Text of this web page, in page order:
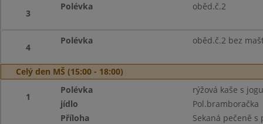
3
Polévka oběd.č.2
4
Polévka oběd.č.2 bez
Celý den MŠ (15:00 - 18:00)
1
Polévka
rýžová kaše s
jídlo
Pol.bramboračka
Příloha
Sekaná pečeně